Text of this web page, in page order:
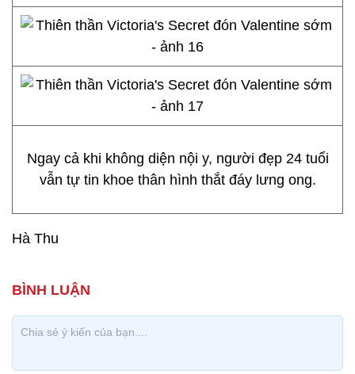
Ngay cả khi không diện nội y, người đẹp 24 tuổi
vẫn tự tin khoe thân hình thắt đáy lưng ong.
Hà Thu